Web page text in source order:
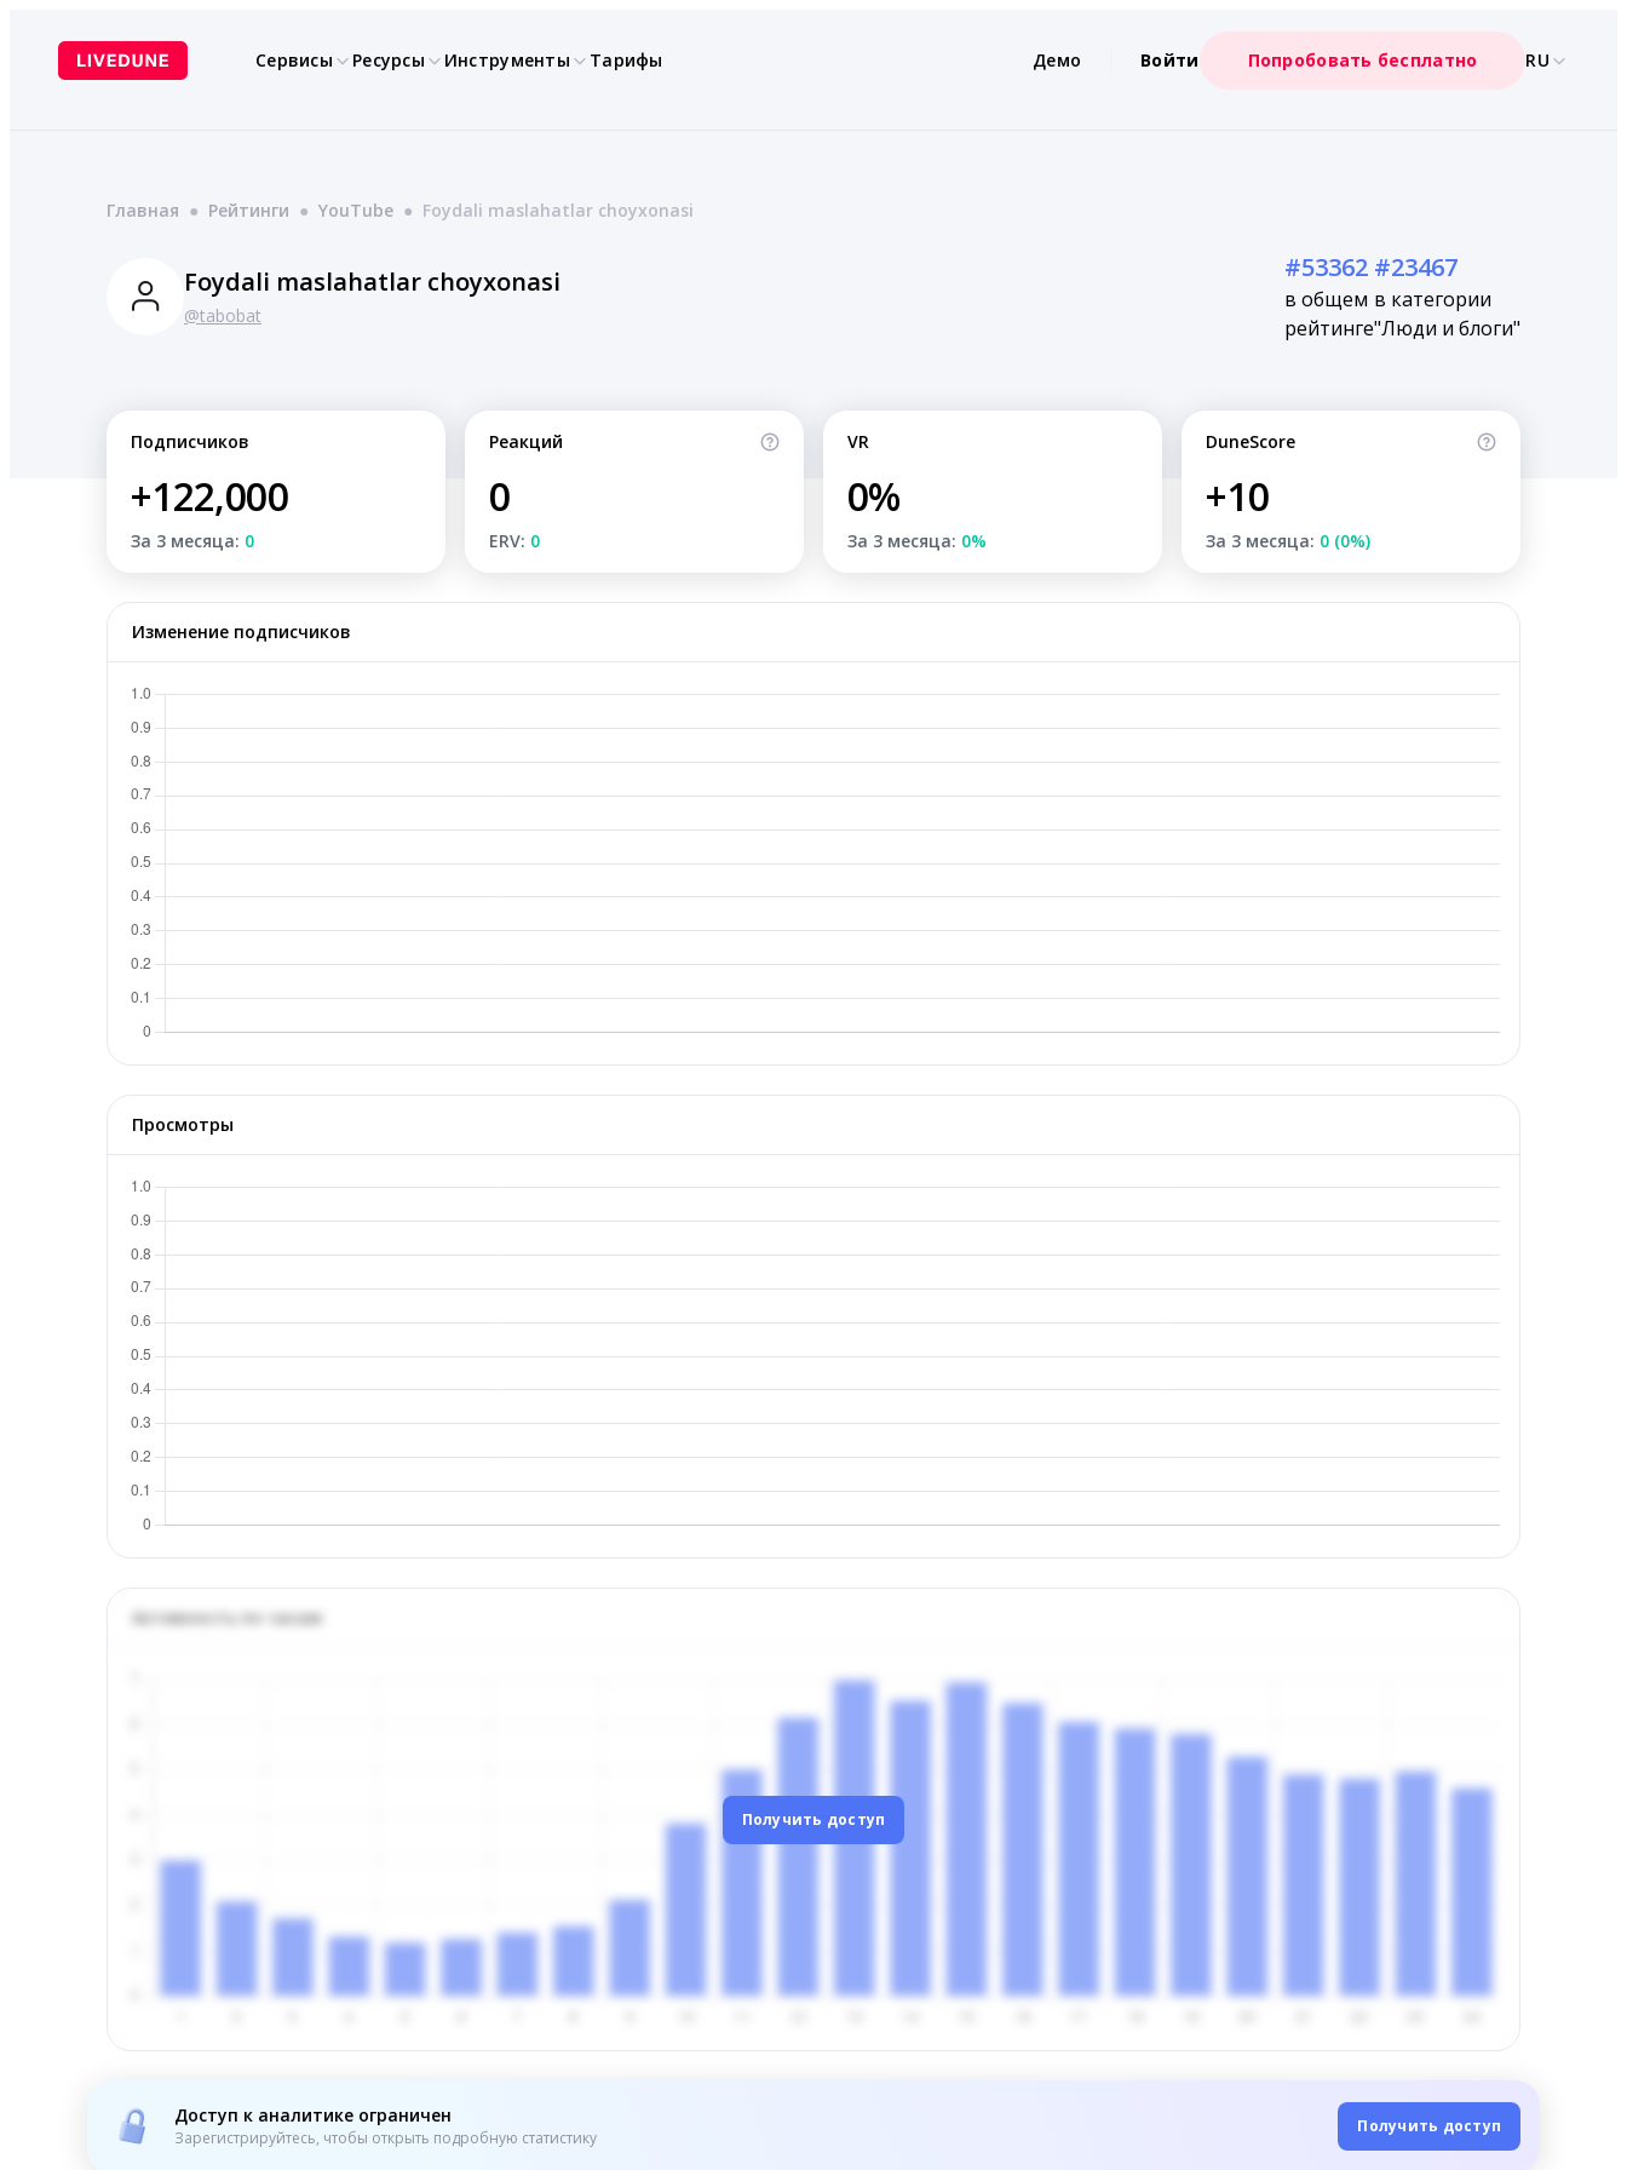
содержимому
Сервисы Ресурсы Инструменты Тарифы Демо Войти Попробовать бесплатно RU
Главная ● Рейтинги ● YouTube ● Foydali maslahatlar choyxonasi
Foydali maslahatlar choyxonasi
@tabobat
#53362
в общем
рейтинге
#23467
в категории
"Люди и блоги"
Подписчиков
+122,000
За 3 месяца: 0
Реакций
0
ERV: 0
VR
0%
За 3 месяца: 0%
DuneScore
+10
За 3 месяца: 0 (0%)
Изменение подписчиков
Просмотры
Активность по часам
Получить доступ
Доступ к аналитике ограничен
Зарегистрируйтесь, чтобы открыть подробную статистику
Получить доступ